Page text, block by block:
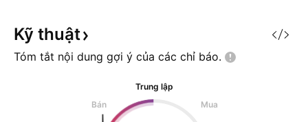
Kỹ thuật
Tóm tắt nội dung gợi ý của các chỉ báo.
Trung lập
Bán
Mua